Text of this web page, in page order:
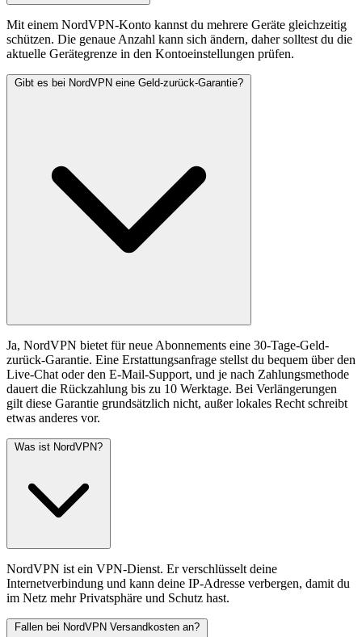
Mit einem NordVPN-Konto kannst du mehrere Geräte gleichzeitig
schützen. Die genaue Anzahl kann sich ändern, daher solltest du die
aktuelle Gerätegrenze in den Kontoeinstellungen prüfen.
Gibt es bei NordVPN eine Geld-zurück-Garantie?
Ja, NordVPN bietet für neue Abonnements eine 30-Tage-Geld-
zurück-Garantie. Eine Erstattungsanfrage stellst du bequem über den
Live-Chat oder den E-Mail-Support, und je nach Zahlungsmethode
dauert die Rückzahlung bis zu 10 Werktage. Bei Verlängerungen
gilt diese Garantie grundsätzlich nicht, außer lokales Recht schreibt
etwas anderes vor.
Was ist NordVPN?
NordVPN ist ein VPN-Dienst. Er verschlüsselt deine
Internetverbindung und kann deine IP-Adresse verbergen, damit du
im Netz mehr Privatsphäre und Schutz hast.
Fallen bei NordVPN Versandkosten an?